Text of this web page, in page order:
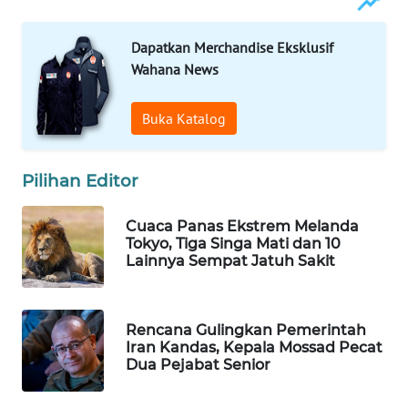
Dapatkan Merchandise Eksklusif
Wahana News
Buka Katalog
Pilihan Editor
Cuaca Panas Ekstrem Melanda
Tokyo, Tiga Singa Mati dan 10
Lainnya Sempat Jatuh Sakit
Rencana Gulingkan Pemerintah
Iran Kandas, Kepala Mossad Pecat
Dua Pejabat Senior
WAHANA
SPORT
WAHANA
UMKM
SELEB
WAHANA
PERSONA
WAHANA
OTOMOTIF
WAHANA
HEALTH